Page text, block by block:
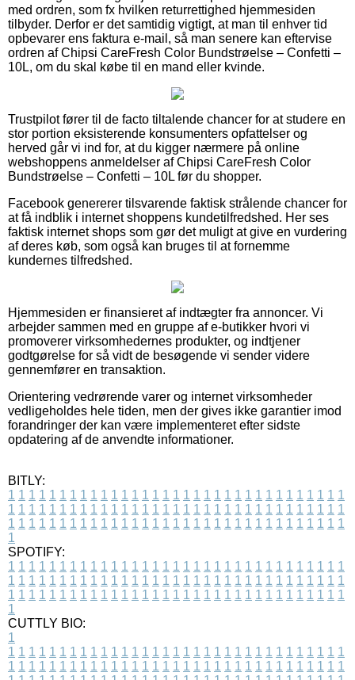
med ordren, som fx hvilken returrettighed hjemmesiden
tilbyder. Derfor er det samtidig vigtigt, at man til enhver tid
opbevarer ens faktura e-mail, så man senere kan eftervise
ordren af Chipsi CareFresh Color Bundstrøelse – Confetti –
10L, om du skal købe til en mand eller kvinde.
Trustpilot fører til de facto tiltalende chancer for at studere en
stor portion eksisterende konsumenters opfattelser og
herved går vi ind for, at du kigger nærmere på online
webshoppens anmeldelser af Chipsi CareFresh Color
Bundstrøelse – Confetti – 10L før du shopper.
Facebook genererer tilsvarende faktisk strålende chancer for
at få indblik i internet shoppens kundetilfredshed. Her ses
faktisk internet shops som gør det muligt at give en vurdering
af deres køb, som også kan bruges til at fornemme
kundernes tilfredshed.
Hjemmesiden er finansieret af indtægter fra annoncer. Vi
arbejder sammen med en gruppe af e-butikker hvori vi
promoverer virksomhedernes produkter, og indtjener
godtgørelse for så vidt de besøgende vi sender videre
gennemfører en transaktion.
Orientering vedrørende varer og internet virksomheder
vedligeholdes hele tiden, men der gives ikke garantier imod
forandringer der kan være implementeret efter sidste
opdatering af de anvendte informationer.
BITLY:
1 1 1 1 1 1 1 1 1 1 1 1 1 1 1 1 1 1 1 1 1 1 1 1 1 1 1 1 1 1 1 1 1
1 1 1 1 1 1 1 1 1 1 1 1 1 1 1 1 1 1 1 1 1 1 1 1 1 1 1 1 1 1 1 1 1
1 1 1 1 1 1 1 1 1 1 1 1 1 1 1 1 1 1 1 1 1 1 1 1 1 1 1 1 1 1 1 1 1
1
SPOTIFY:
1 1 1 1 1 1 1 1 1 1 1 1 1 1 1 1 1 1 1 1 1 1 1 1 1 1 1 1 1 1 1 1 1
1 1 1 1 1 1 1 1 1 1 1 1 1 1 1 1 1 1 1 1 1 1 1 1 1 1 1 1 1 1 1 1 1
1 1 1 1 1 1 1 1 1 1 1 1 1 1 1 1 1 1 1 1 1 1 1 1 1 1 1 1 1 1 1 1 1
1
CUTTLY BIO:
1
1 1 1 1 1 1 1 1 1 1 1 1 1 1 1 1 1 1 1 1 1 1 1 1 1 1 1 1 1 1 1 1 1
1 1 1 1 1 1 1 1 1 1 1 1 1 1 1 1 1 1 1 1 1 1 1 1 1 1 1 1 1 1 1 1 1